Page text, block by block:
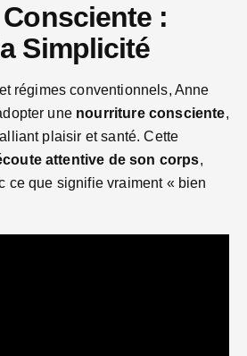
:
Simplicité
régimes conventionnels, Anne
une nourriture consciente,
plaisir et santé. Cette
attentive de son corps,
ce que signifie vraiment « bien